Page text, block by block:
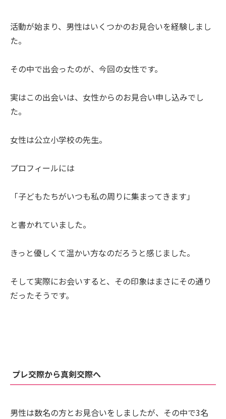
活動が始まり、男性はいくつかのお見合いを経験しまし
た。
その中で出会ったのが、今回の女性です。
実はこの出会いは、女性からのお見合い申し込みでし
た。
女性は公立小学校の先生。
プロフィールには
「子どもたちがいつも私の周りに集まってきます」
と書かれていました。
きっと優しくて温かい方なのだろうと感じました。
そして実際にお会いすると、その印象はまさにその通り
だったそうです。
プレ交際から真剣交際へ
男性は数名の方とお見合いをしましたが、その中で3名